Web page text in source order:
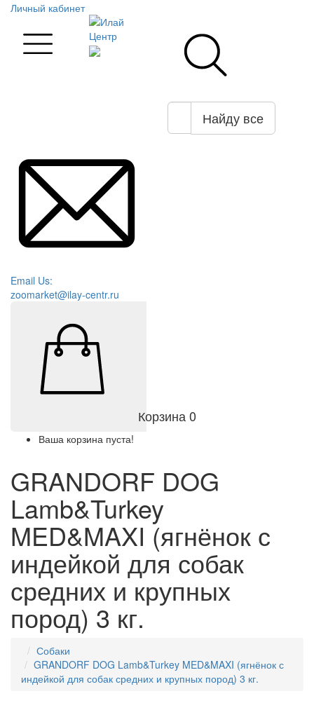
Личный кабинет
Найду все
Email Us:
zoomarket@ilay-centr.ru
Корзина0
Ваша корзина пуста!
GRANDORF DOG
Lamb&Turkey
MED&MAXI (ягнёнок с
индейкой для собак
средних и крупных
пород) 3 кг.
Собаки
GRANDORF DOG Lamb&Turkey MED&MAXI (ягнёнок с
индейкой для собак средних и крупных пород) 3 кг.